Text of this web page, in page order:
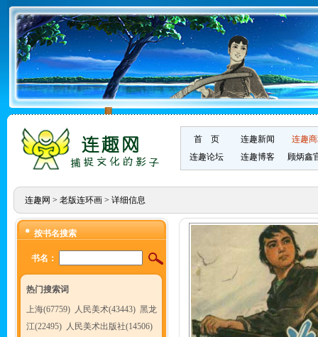
首 页 连趣新闻
连趣
连趣论坛
连趣博客 顾炳鑫
连趣网 > 老版连环画> 详细信息
按书名搜索
书名：
热门搜索词
上海(67759) 人民美术(43443) 黑龙
江(22495) 人民美术出版社(14506)